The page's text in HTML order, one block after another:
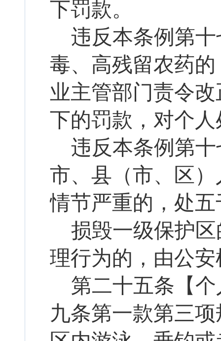
下罚款。
违反本条例第十
毒、高残留农药
业主管部门责令
下的罚款，对个
违反本条例第十
市、县（市、区
情节严重的，处
损毁一级保护
理行为的，由公
第二十五条【
九条第一款第三